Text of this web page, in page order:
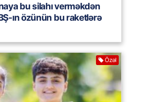
bu silahı verməkdən
ın özünün bu raketlərə
Özəl